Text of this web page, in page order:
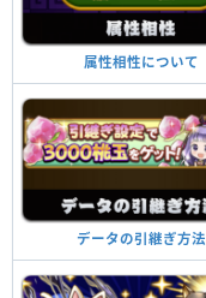
属性相性について
データの引継ぎ方法